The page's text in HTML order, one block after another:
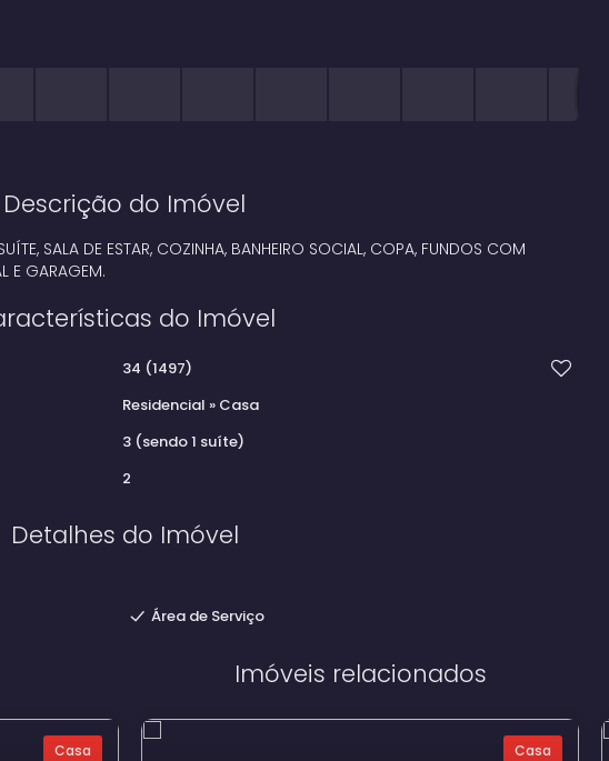
Descrição do Imóvel
SALA DE ESTAR, COZINHA, BANHEIRO SOCIAL, COPA, FUNDOS COM
E GARAGEM.
do Imóvel
34 (1497)
Residencial » Casa
3 (sendo 1 suíte)
2
Detalhes do Imóvel
Área de Serviço
Imóveis relacionados
Casa
Casa